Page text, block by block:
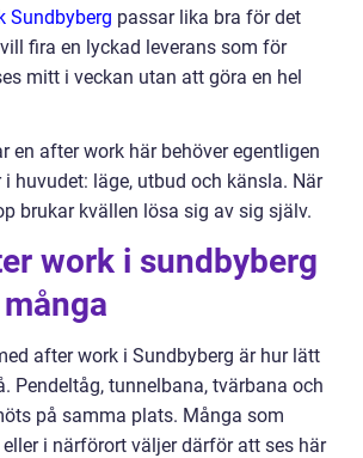
Sundbyberg passar lika bra för det
fira en lyckad leverans som för
mitt i veckan utan att göra en hel
en after work här behöver egentligen
i huvudet: läge, utbud och känsla. När
brukar kvällen lösa sig av sig själv.
work i sundbyberg
after work i Sundbyberg är hur lätt
Pendeltåg, tunnelbana, tvärbana och
på samma plats. Många som
i närförort väljer därför att ses här